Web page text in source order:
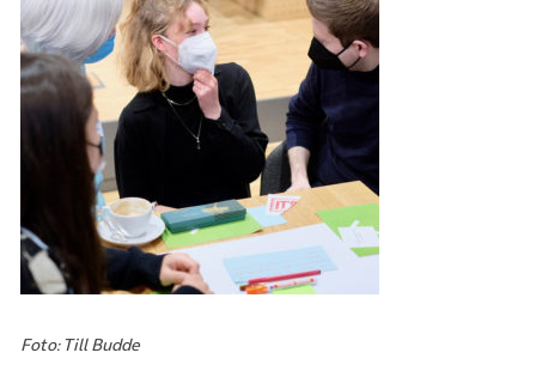
Foto: Till Budde